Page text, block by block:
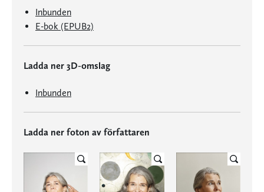
Inbunden
E-bok (EPUB2)
Ladda ner 3D-omslag
Inbunden
Ladda ner foton av författaren